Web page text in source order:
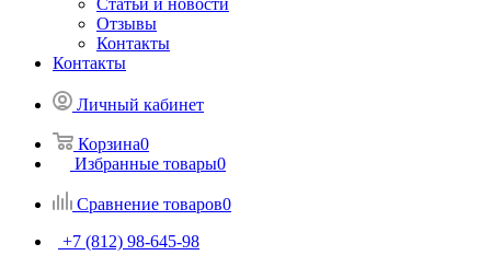
Статьи и новости
Отзывы
Контакты
Контакты
Личный кабинет
Корзина0
Избранные товары0
Сравнение товаров0
+7 (812) 98-645-98